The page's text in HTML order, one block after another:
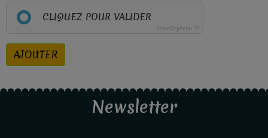
CLIQUEZ POUR VALIDER
IconCaptcha ©
AJOUTER
Newsletter